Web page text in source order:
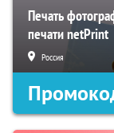
Печать
печати netPrint
Россия